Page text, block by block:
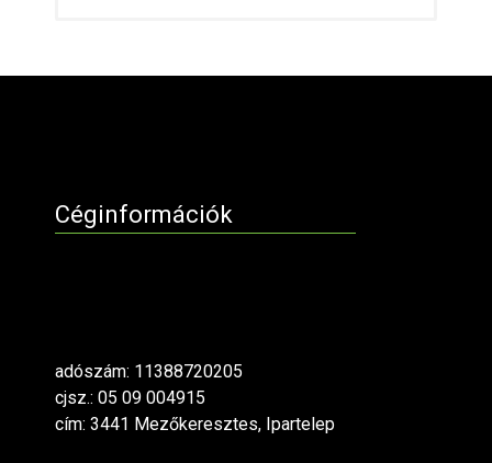
Céginformációk
adószám: 11388720205
cjsz.: 05 09 004915
cím: 3441 Mezőkeresztes, Ipartelep